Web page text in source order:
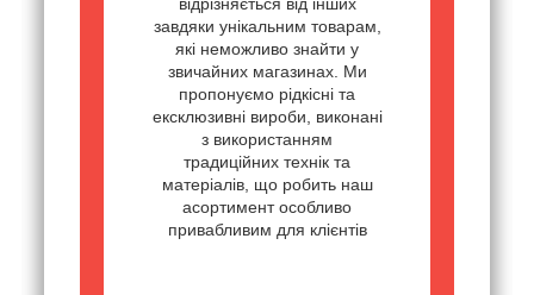
завдяки унікальним товарам,
які неможливо знайти у
звичайних магазинах. Ми
пропонуємо рідкісні та
ексклюзивні вироби, виконані
з використанням
традиційних технік та
матеріалів, що робить наш
асортимент особливо
привабливим для клієнтів